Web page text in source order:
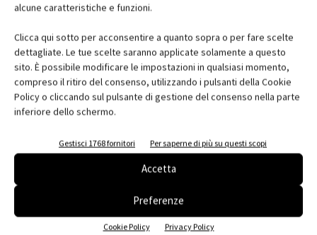
alcune caratteristiche e funzioni.
Clicca qui sotto per acconsentire a quanto sopra o per fare scelte
dettagliate. Le tue scelte saranno applicate solamente a questo
sito. È possibile modificare le impostazioni in qualsiasi momento,
compreso il ritiro del consenso, utilizzando i pulsanti della Cookie
Policy o cliccando sul pulsante di gestione del consenso nella parte
inferiore dello schermo.
Gestisci 1768 fornitori Per saperne di più su questi scopi
Accetta
Preferenze
Cookie Policy Privacy Policy
scarica la biografia dello studio
Scarica il file:
Biografia DAP Studio
scheda progetto
Comune di Castellanza
Progettista:DAP studio_Elena sacco – Paolo Danelli